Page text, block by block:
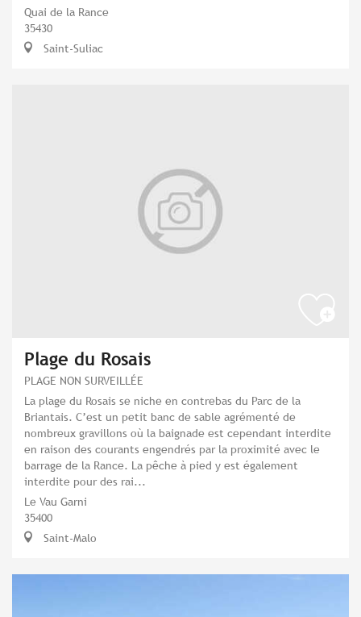
Quai de la Rance
35430
Saint-Suliac
Plage du Rosais
PLAGE NON SURVEILLÉE
La plage du Rosais se niche en contrebas du Parc de la
Briantais. C’est un petit banc de sable agrémenté de
nombreux gravillons où la baignade est cependant interdite
en raison des courants engendrés par la proximité avec le
barrage de la Rance. La pêche à pied y est également
interdite pour des rai...
Le Vau Garni
35400
Saint-Malo